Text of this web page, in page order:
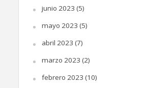
junio 2023 (5)
mayo 2023 (5)
abril 2023 (7)
marzo 2023 (2)
febrero 2023 (10)